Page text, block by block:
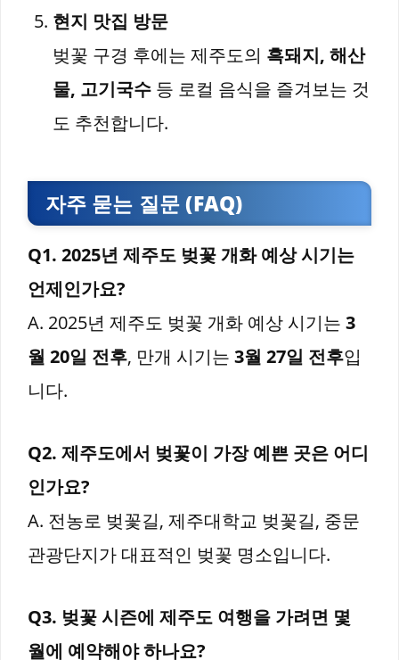
현지 맛집 방문
벚꽃 구경 후에는 제주도의 흑돼지, 해산
물, 고기국수 등 로컬 음식을 즐겨보는 것
도 추천합니다.
자주 묻는 질문 (FAQ)
Q1. 2025년 제주도 벚꽃 개화 예상 시기는
언제인가요?
A. 2025년 제주도 벚꽃 개화 예상 시기는 3
월 20일 전후, 만개 시기는 3월 27일 전후입
니다.
Q2. 제주도에서 벚꽃이 가장 예쁜 곳은 어디
인가요?
A. 전농로 벚꽃길, 제주대학교 벚꽃길, 중문
관광단지가 대표적인 벚꽃 명소입니다.
Q3. 벚꽃 시즌에 제주도 여행을 가려면 몇
월에 예약해야 하나요?